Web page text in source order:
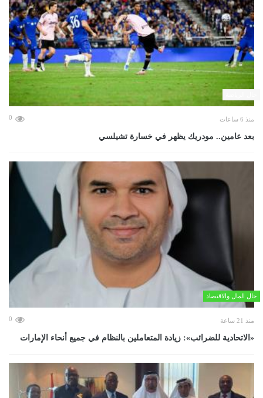
منذ 6 ساعات 0
بعد عامين.. مودريك يظهر في خسارة تشيلسي
حال المال والاقتصاد
منذ 21 ساعة 0
«الاتحادية للضرائب»: زيادة المتعاملين بالنظام في جميع أنحاء الإمارات